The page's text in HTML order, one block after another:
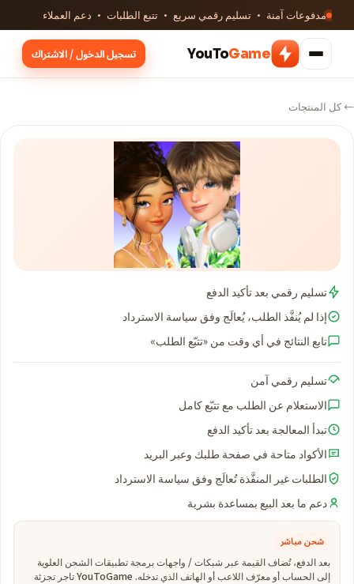
مدفوعات آمنة · تسليم رقمي سريع · تتبع الطلبات · دعم العملاء
YouToGame تسجيل الدخول / الاشتراك
← كل المنتجات
تسليم رقمي بعد تأكيد الدفع
إذا لم يُنفَّذ الطلب، يُعالَج وفق سياسة الاسترداد
تابع النتائج في أي وقت من «تتبّع الطلب»
تسليم رقمي آمن
الاستعلام عن الطلب مع تتبّع كامل
تبدأ المعالجة بعد تأكيد الدفع
الأكواد متاحة في صفحة طلبك وعبر البريد
الطلبات غير المنفَّذة تُعالَج وفق سياسة الاسترداد
دعم ما بعد البيع بمساعدة بشرية
شحن مباشر
بعد الدفع، تُضاف القيمة عبر شبكات / واجهات برمجة تطبيقات الشحن العلوية
إلى الحساب أو معرّف اللاعب أو الهاتف الذي تدخله. YouToGame تاجر تجزئة